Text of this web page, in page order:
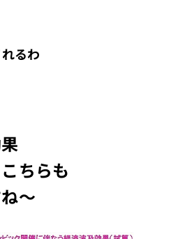
るわ
ちらも
～